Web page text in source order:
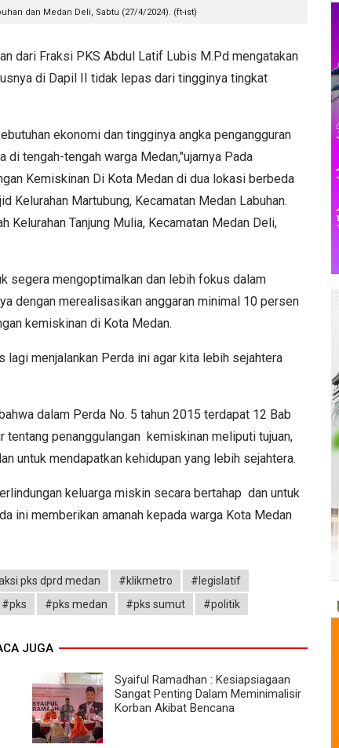
dan Medan Deli, Sabtu (27/4/2024). (ft-ist)
dari Fraksi PKS Abdul Latif Lubis M.Pd mengatakan
di Dapil II tidak lepas dari tingginya tingkat
ekonomi dan tingginya angka pengangguran
di tengah-tengah warga Medan,"ujarnya Pada
Kemiskinan Di Kota Medan di dua lokasi berbeda
Kelurahan Martubung, Kecamatan Medan Labuhan.
Kelurahan Tanjung Mulia, Kecamatan Medan Deli,
segera mengoptimalkan dan lebih fokus dalam
dengan merealisasikan anggaran minimal 10 persen
kemiskinan di Kota Medan.
menjalankan Perda ini agar kita lebih sejahtera
dalam Perda No. 5 tahun 2015 terdapat 12 Bab
penanggulangan kemiskinan meliputi tujuan,
untuk mendapatkan kehidupan yang lebih sejahtera.
keluarga miskin secara bertahap dan untuk
ini memberikan amanah kepada warga Kota Medan
pks dprd medan #klikmetro
#legislatif
#pks #pks medan #pks sumut #politik
JUGA
Syaiful Ramadhan : Kesiapsiagaan
Sangat Penting Dalam Meminimalisir
Korban Akibat Bencana